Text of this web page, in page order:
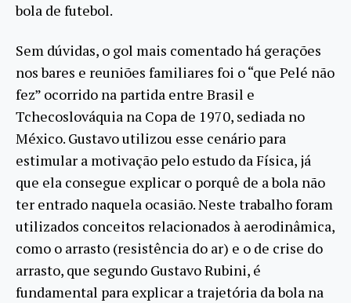
bola de futebol.
Sem dúvidas, o gol mais comentado há gerações
nos bares e reuniões familiares foi o “que Pelé não
fez” ocorrido na partida entre Brasil e
Tchecoslováquia na Copa de 1970, sediada no
México. Gustavo utilizou esse cenário para
estimular a motivação pelo estudo da Física, já
que ela consegue explicar o porquê de a bola não
ter entrado naquela ocasião. Neste trabalho foram
utilizados conceitos relacionados à aerodinâmica,
como o arrasto (resistência do ar) e o de crise do
arrasto, que segundo Gustavo Rubini, é
fundamental para explicar a trajetória da bola na